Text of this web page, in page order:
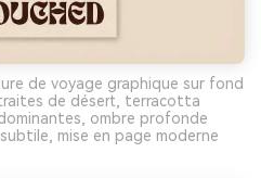
de voyage graphique sur fond
de désert, terracotta
ombre profonde
mise en page moderne